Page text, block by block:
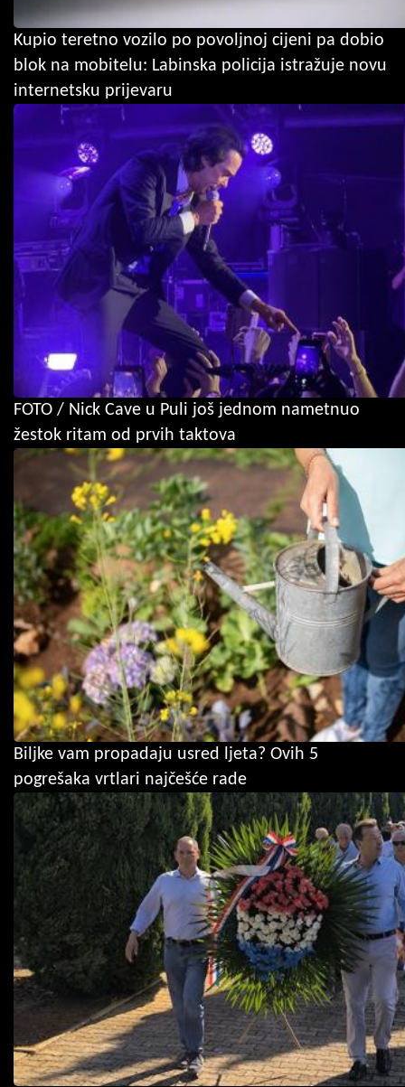
Kupio teretno vozilo po povoljnoj cijeni pa dobio
blok na mobitelu: Labinska policija istražuje novu
internetsku prijevaru
FOTO / Nick Cave u Puli još jednom nametnuo
žestok ritam od prvih taktova
Biljke vam propadaju usred ljeta? Ovih 5
pogrešaka vrtlari najčešće rade